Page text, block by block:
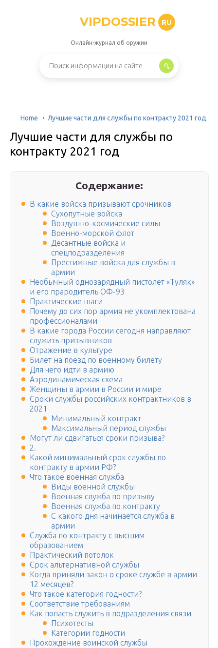
VIPDOSSIER RU
Онлайн-журнал об оружии
Home Лучшие части для службы по контракту 2021 год
Лучшие части для службы по
контракту 2021 год
Содержание:
В какие войска призывают срочников
Сухопутные войска
Воздушно-космические силы
Военно-морской флот
Десантные войска и
спецподразделения
Престижные войска для службы в
армии
Необычный однозарядный пистолет «Туляк»
и его прародитель ОФ-93
Практические шаги
Почему до сих пор армия не укомплектована
профессионалами
В какие города России сегодня направляют
служить призывников
Отражение в культуре
Билет на поезд по военному билету
Для чего идти в армию
Аэродинамическая схема
Женщины в армии в России и мире
Сроки службы российских контрактников в
2021
Минимальный контракт
Максимальный период службы
Могут ли сдвигаться сроки призыва?
2.
Какой минимальный срок службы по
контракту в армии РФ?
Что такое военная служба
Виды военной службы
Военная служба по призыву
Военная служба по контракту
С какого дня начинается служба в
армии
Служба по контракту с высшим
образованием
Пpактический потолок
Срок альтернативной службы
Когда приняли закон о сроке службе в армии
12 месяцев?
Что такое категория годности?
Соответствие требованиям
Как попасть служить в подразделения связи
Психотесты
Категории годности
Прохождение воинской службы